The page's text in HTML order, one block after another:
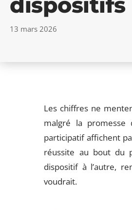
13 mars 2026
Les chiffres ne
malgré la promesse
participatif affichent
réussite au bout du
dispositif à l’autre,
voudrait.